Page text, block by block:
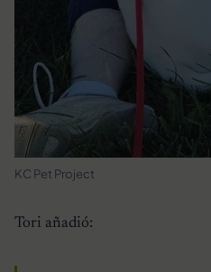
KC Pet Project
Tori añadió: